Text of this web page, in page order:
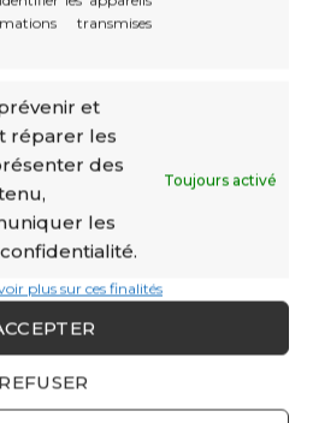
transmises
et
réparer les
des
les
Toujours activé
plus sur ces finalités
REFUSER
SNC, SARL sans employé
nouvellement crée
HT